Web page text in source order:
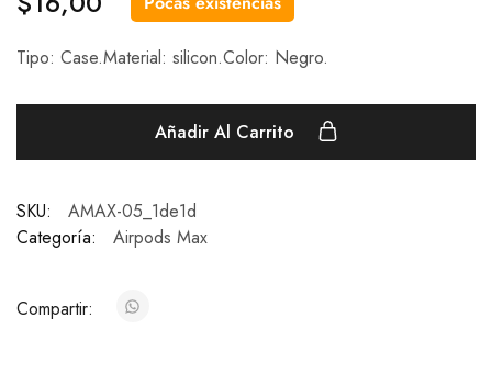
Tipo: Case.Material: silicon.Color: Negro.
Añadir Al Carrito
SKU:
AMAX-05_1de1d
Categoría:
Airpods Max
Compartir: